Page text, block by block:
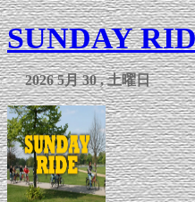
SUNDAY
2026 5月 30 , 土曜日